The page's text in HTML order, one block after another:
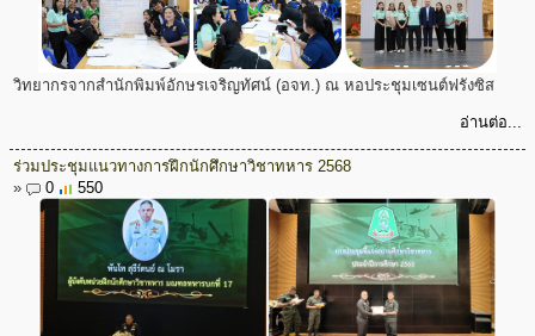
วิทยากรจากสำนักพิมพ์อักษรเจริญทัศน์ (อจท.) ณ หอประชุมเซนต์ฟรังซิส
อ่านต่อ...
ร่วมประชุมแนวทางการฝึกนักศึกษาวิชาทหาร 2568
»
0 550